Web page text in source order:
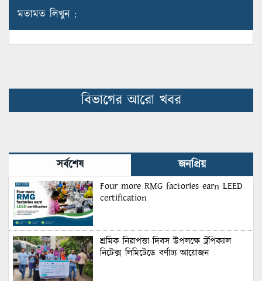
মতামত লিখুন :
বিভাগের আরো খবর
সর্বশেষ জনপ্রিয়
Four more RMG factories earn LEED
certification
শ্রমিক নিরাপত্তা দিবস উপলক্ষে ট্রপিক্যাল
নিটেক্স লিমিটেডে বর্ণাঢ্য আয়োজন